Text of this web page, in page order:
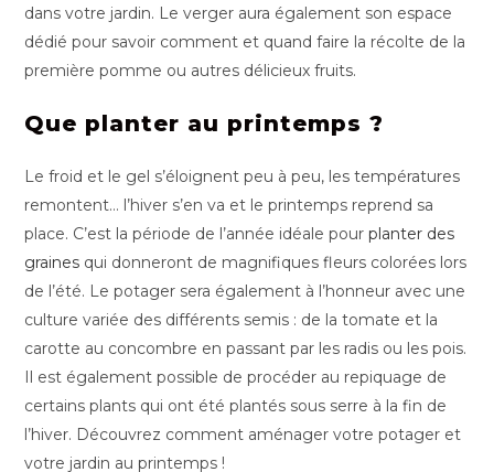
dans votre jardin. Le verger aura également son espace
dédié pour savoir comment et quand faire la récolte de la
première pomme ou autres délicieux fruits.
Que planter au printemps ?
Le froid et le gel s’éloignent peu à peu, les températures
remontent… l’hiver s’en va et le printemps reprend sa
place. C’est la période de l’année idéale pourplanter des
graines qui donneront de magnifiques fleurs colorées lors
de l’été. Le potager sera également à l’honneur avec une
culture variée des différents semis : de la tomate et la
carotte au concombre en passant par les radis ou les pois.
Il est également possible de procéder au repiquage de
certains plants qui ont été plantés sous serre à la fin de
l’hiver. Découvrez comment aménager votre potager et
votre jardin au printemps !